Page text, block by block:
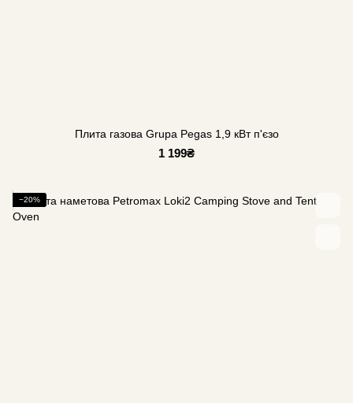
Плита газова Grupa Pegas 1,9 кВт п'єзо
1 199₴
−20%